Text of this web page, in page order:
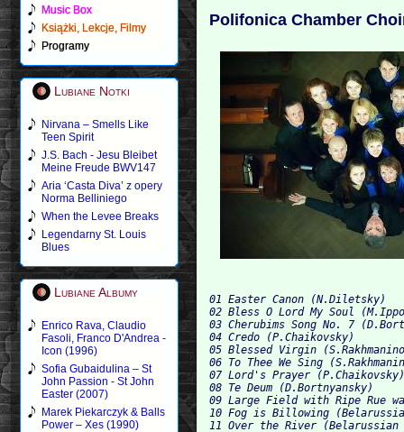
Music Box
Książki, Lekcje, Filmy
Programy
Lubiane Notki
Nirvana – Smells Like
Teen Spirit
J.S. Bach - Jesu Bleibet
Meine Freude BWV147
Aria ‘Casta Diva’ z opery
Norma Belliniego
When the Levee Breaks
Legendarny St. Louis
Blues
Lubiane Albumy
Enrico Rava, Claudio
Fasoli, Franco D'Andrea -
Icon (1996)
Sofia Gubaidulina – St
John Passion - St John
Easter (2007)
Marek Piekarczyk & Balls
Power – Xes (1990)
Polifonica Chamber
01 Easter Canon (N.Diletsky)
02 Bless O Lord My Soul
03 Cherubims Song No. 7
04 Credo (P.Chaikovsky)
05 Blessed Virgin
06 To Thee We Sing
07 Lord's Prayer
08 Te Deum (D.Bortnyansky)
09 Large Field with Ripe Rue
10 Fog is Billowing